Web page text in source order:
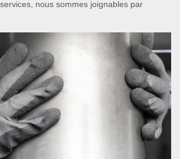
nous sommes joignables par